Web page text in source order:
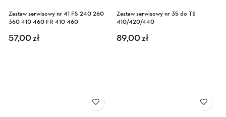
Zestaw serwisowy nr 41 FS 240 260
360 410 460 FR 410 460
57,00zł
Zestaw serwisowy nr 35 do TS
410/420/440
89,00zł